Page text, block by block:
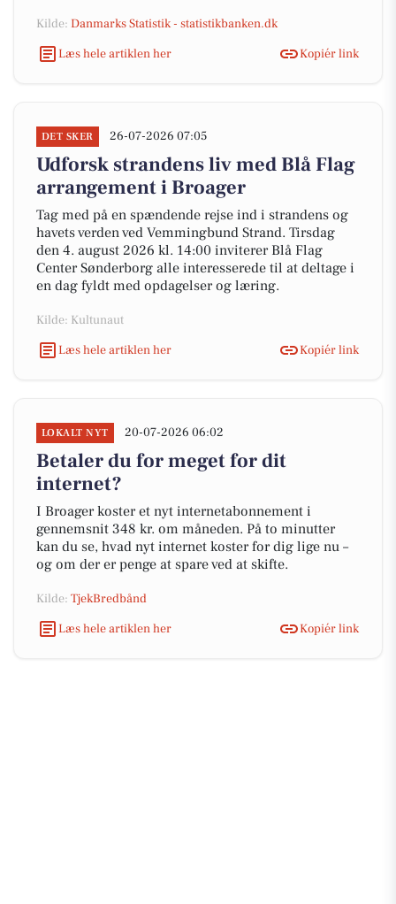
Kilde: Danmarks Statistik - statistikbanken.dk
Læs hele artiklen her
Kopiér link
DET SKER 26-07-2026 07:05
Udforsk strandens liv med Blå Flag
arrangement i Broager
Tag med på en spændende rejse ind i strandens og
havets verden ved Vemmingbund Strand. Tirsdag
den 4. august 2026 kl. 14:00 inviterer Blå Flag
Center Sønderborg alle interesserede til at deltage i
en dag fyldt med opdagelser og læring.
Kilde: Kultunaut
Læs hele artiklen her
Kopiér link
LOKALT NYT 20-07-2026 06:02
Betaler du for meget for dit
internet?
I Broager koster et nyt internetabonnement i
gennemsnit 348 kr. om måneden. På to minutter
kan du se, hvad nyt internet koster for dig lige nu –
og om der er penge at spare ved at skifte.
Kilde: TjekBredbånd
Læs hele artiklen her
Kopiér link